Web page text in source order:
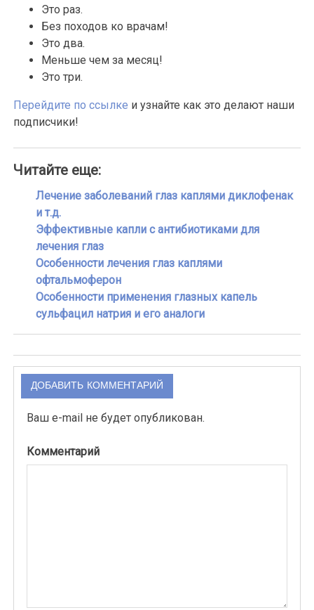
Это раз.
Без походов ко врачам!
Это два.
Меньше чем за месяц!
Это три.
Перейдите по ссылке и узнайте как это делают наши
подписчики!
Читайте еще:
Лечение заболеваний глаз каплями диклофенак
и т.д.
Эффективные капли с антибиотиками для
лечения глаз
Особенности лечения глаз каплями
офтальмоферон
Особенности применения глазных капель
сульфацил натрия и его аналоги
ДОБАВИТЬ КОММЕНТАРИЙ
Ваш e-mail не будет опубликован.
Комментарий